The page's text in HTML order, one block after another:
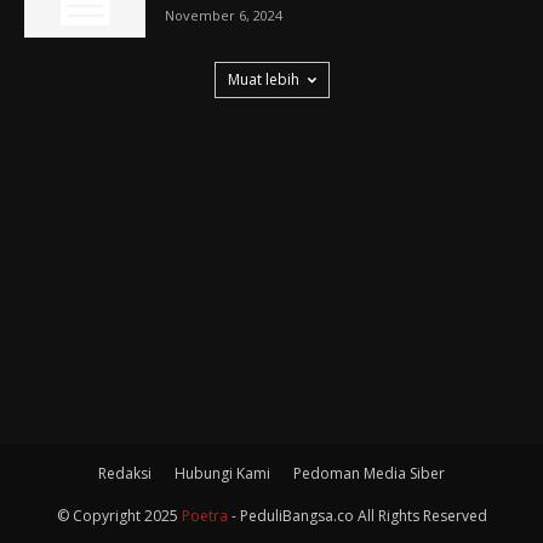
November 6, 2024
Muat lebih
Redaksi Hubungi Kami Pedoman Media Siber
© Copyright 2025 Poetra - PeduliBangsa.co All Rights Reserved